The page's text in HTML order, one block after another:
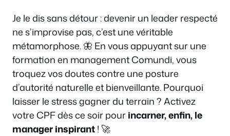
Je le dis sans détour : devenir un leader respecté
ne s’improvise pas, c’est une véritable
métamorphose. 🦋 En vous appuyant sur une
formation en management Comundi, vous
troquez vos doutes contre une posture
d’autorité naturelle et bienveillante. Pourquoi
laisser le stress gagner du terrain ? Activez
votre CPF dès ce soir pourincarner, enfin, le
manager inspirant! 🚀